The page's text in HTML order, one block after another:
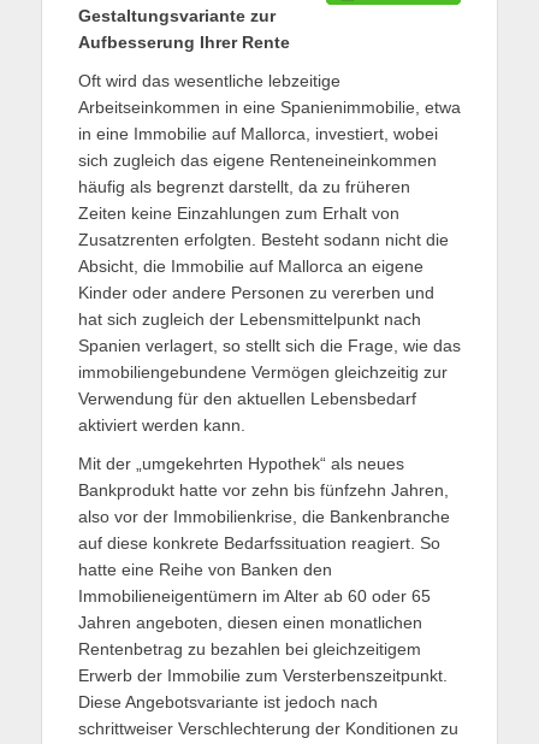
Gestaltungsvariante zur
Aufbesserung Ihrer Rente
Oft wird das wesentliche lebzeitige
Arbeitseinkommen in eine Spanienimmobilie, etwa
in eine Immobilie auf Mallorca, investiert, wobei
sich zugleich das eigene Renteneineinkommen
häufig als begrenzt darstellt, da zu früheren
Zeiten keine Einzahlungen zum Erhalt von
Zusatzrenten erfolgten. Besteht sodann nicht die
Absicht, die Immobilie auf Mallorca an eigene
Kinder oder andere Personen zu vererben und
hat sich zugleich der Lebensmittelpunkt nach
Spanien verlagert, so stellt sich die Frage, wie das
immobiliengebundene Vermögen gleichzeitig zur
Verwendung für den aktuellen Lebensbedarf
aktiviert werden kann.
Mit der „umgekehrten Hypothek“ als neues
Bankprodukt hatte vor zehn bis fünfzehn Jahren,
also vor der Immobilienkrise, die Bankenbranche
auf diese konkrete Bedarfssituation reagiert. So
hatte eine Reihe von Banken den
Immobilieneigentümern im Alter ab 60 oder 65
Jahren angeboten, diesen einen monatlichen
Rentenbetrag zu bezahlen bei gleichzeitigem
Erwerb der Immobilie zum Versterbenszeitpunkt.
Diese Angebotsvariante ist jedoch nach
schrittweiser Verschlechterung der Konditionen zu